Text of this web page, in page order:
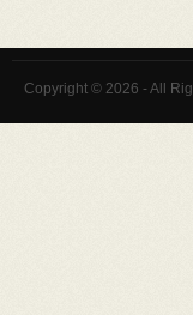
Copyright © 2026 - All